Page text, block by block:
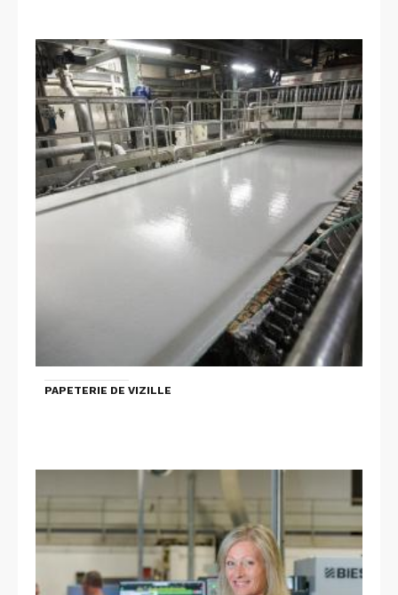
PAPETERIE DE VIZILLE